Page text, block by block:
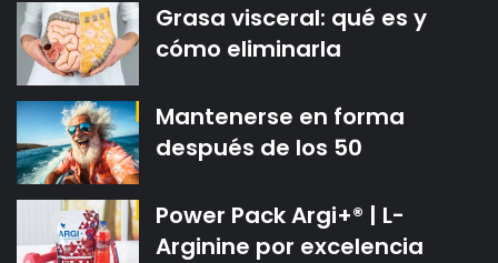
Grasa visceral: qué es y
cómo eliminarla
Mantenerse en forma
después de los 50
Power Pack Argi+® | L-
Arginine por excelencia